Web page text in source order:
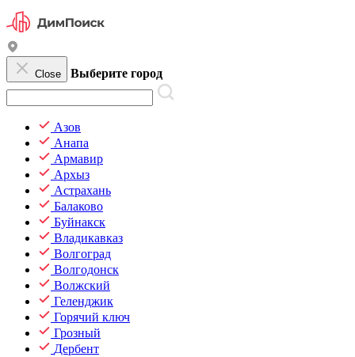
Close Выберите город
Азов
Анапа
Армавир
Архыз
Астрахань
Балаково
Буйнакск
Владикавказ
Волгоград
Волгодонск
Волжский
Геленджик
Горячий ключ
Грозный
Дербент